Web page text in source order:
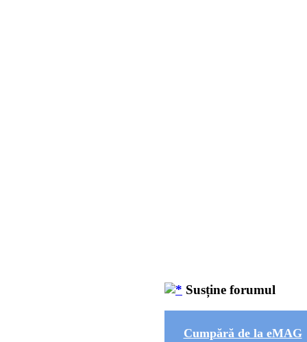
Susține forumul
Cumpără de la eMAG